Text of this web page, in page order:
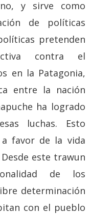
y sirve como
de políticas
pretenden
contra el
en la Patagonia,
entre la nación
ha logrado
luchas. Esto
favor de la vida
este trawun
de los
determinación
con el pueblo